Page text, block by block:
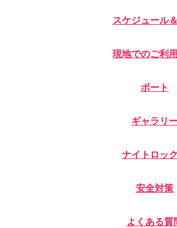
スケジュール
現地でのご利
ボート
ギャラリ
ナイトロッ
安全対策
よくある質